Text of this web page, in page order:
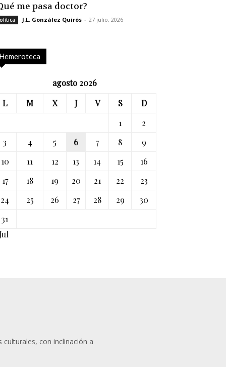
me pasa doctor?
J.L. González Quirós - 27 julio, 2026
Hemeroteca
agosto 2026
L
M X J V S
D
1
2
3
4 5 6 7 8
9
10
11 12 13 14 15
16
17
18 19 20 21 22
23
24
25 26 27 28 29
30
31
con inclinación a